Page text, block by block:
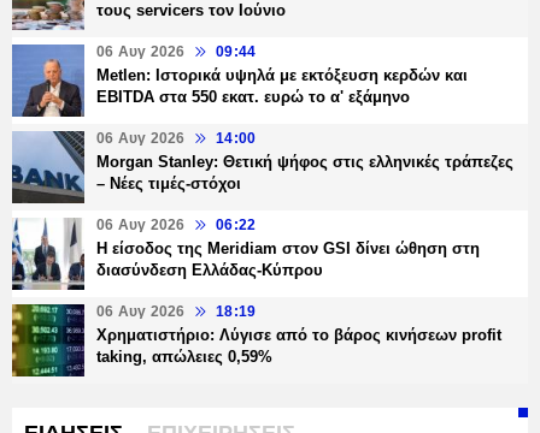
τους servicers τον Ιούνιο
06 Αυγ 2026 09:44
Metlen: Ιστορικά υψηλά με εκτόξευση κερδών και
EBITDA στα 550 εκατ. ευρώ το α' εξάμηνο
06 Αυγ 2026 14:00
Morgan Stanley: Θετική ψήφος στις ελληνικές τράπεζες
– Νέες τιμές-στόχοι
06 Αυγ 2026 06:22
Η είσοδος της Meridiam στον GSI δίνει ώθηση στη
διασύνδεση Ελλάδας-Κύπρου
06 Αυγ 2026 18:19
Χρηματιστήριο: Λύγισε από το βάρος κινήσεων profit
taking, απώλειες 0,59%